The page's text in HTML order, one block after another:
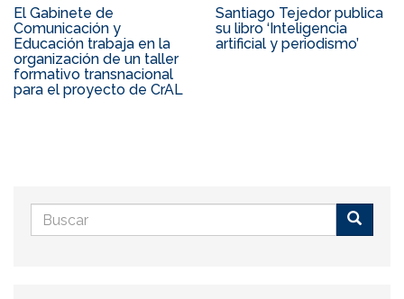
El Gabinete de
Comunicación y
Educación trabaja en la
organización de un taller
formativo transnacional
para el proyecto de CrAL
Santiago Tejedor publica
su libro ‘Inteligencia
artificial y periodismo’
Formulario
de